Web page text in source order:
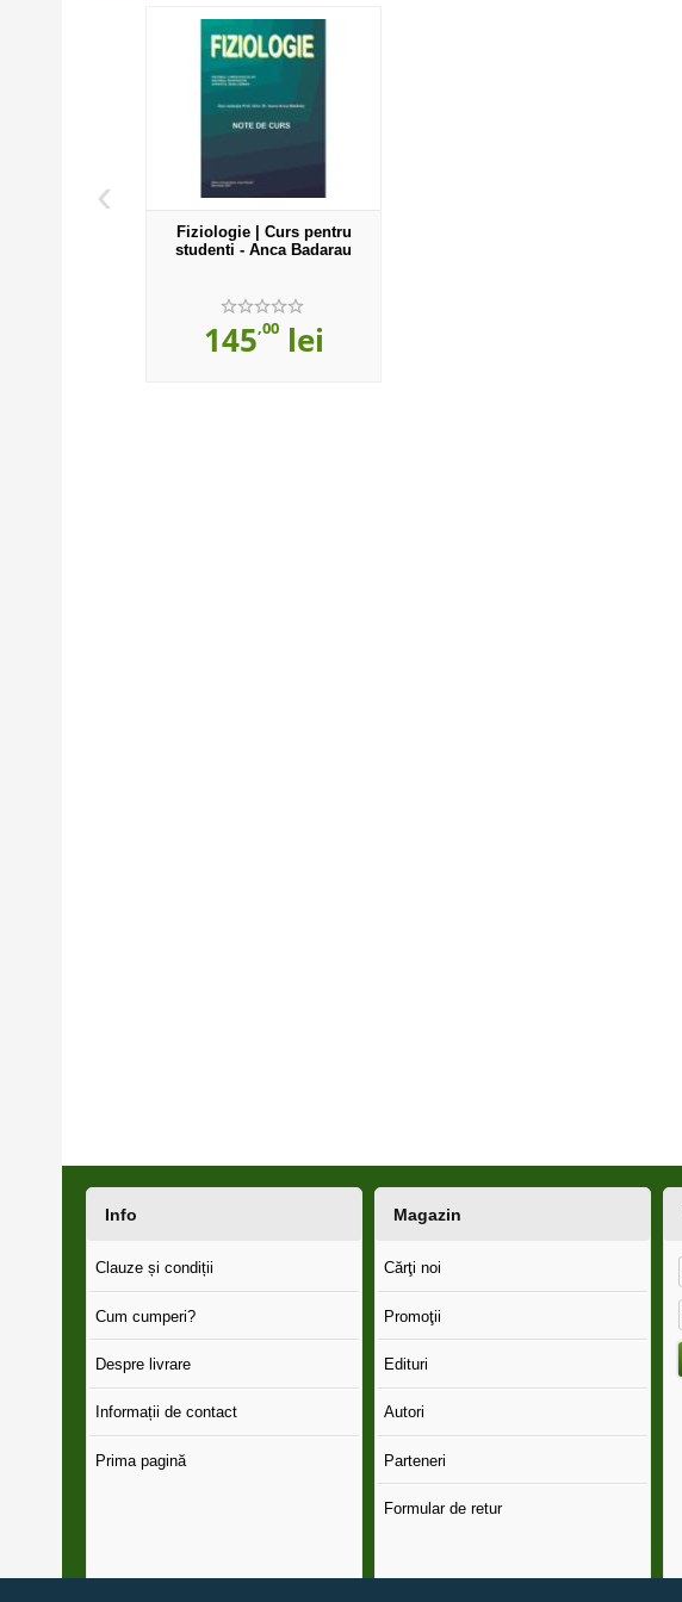
‹
Fiziologie | Curs pentru
studenti - Anca Badarau
145,00lei
Info
Clauze și condiții
Cum cumperi?
Despre livrare
Informații de contact
Prima pagină
Magazin
Cărţi noi
Promoţii
Edituri
Autori
Parteneri
Formular de retur